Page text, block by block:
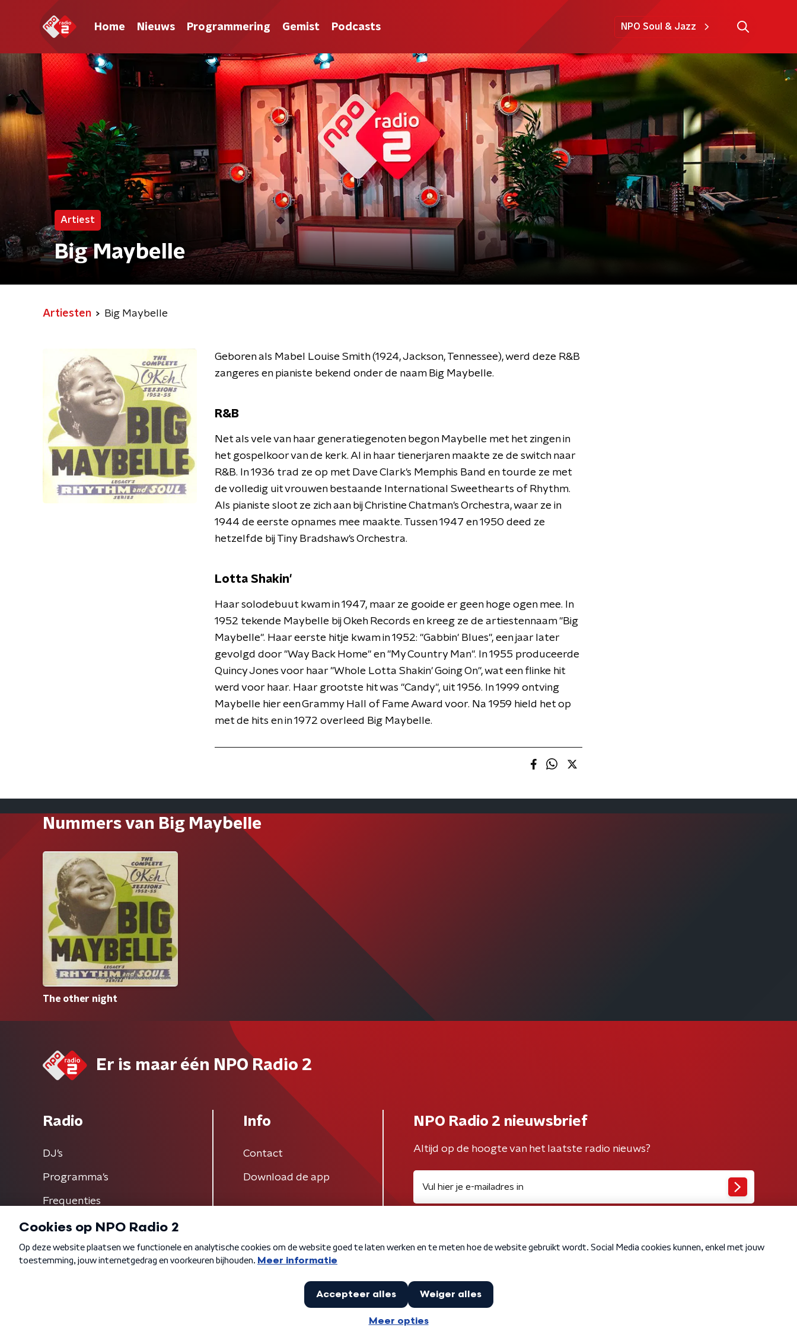
Home Nieuws Programmering Gemist Podcasts NPO Soul & Jazz
Artiest
Big Maybelle
Artiesten Big Maybelle
Geboren als Mabel Louise Smith (1924, Jackson, Tennessee), werd deze R&B
zangeres en pianiste bekend onder de naam Big Maybelle.
R&B
Net als vele van haar generatiegenoten begon Maybelle met het zingen in
het gospelkoor van de kerk. Al in haar tienerjaren maakte ze de switch naar
R&B. In 1936 trad ze op met Dave Clark's Memphis Band en tourde ze met
de volledig uit vrouwen bestaande International Sweethearts of Rhythm.
Als pianiste sloot ze zich aan bij Christine Chatman's Orchestra, waar ze in
1944 de eerste opnames mee maakte. Tussen 1947 en 1950 deed ze
hetzelfde bij Tiny Bradshaw's Orchestra.
Lotta Shakin'
Haar solodebuut kwam in 1947, maar ze gooide er geen hoge ogen mee. In
1952 tekende Maybelle bij Okeh Records en kreeg ze de artiestennaam "Big
Maybelle". Haar eerste hitje kwam in 1952: "Gabbin' Blues", een jaar later
gevolgd door "Way Back Home" en "My Country Man". In 1955 produceerde
Quincy Jones voor haar "Whole Lotta Shakin' Going On", wat een flinke hit
werd voor haar. Haar grootste hit was "Candy", uit 1956. In 1999 ontving
Maybelle hier een Grammy Hall of Fame Award voor. Na 1959 hield het op
met de hits en in 1972 overleed Big Maybelle.
Nummers van Big Maybelle
The other night
Er is maar één NPO Radio 2
Radio
DJ’s
Programma's
Frequenties
Info
Contact
Download de app
NPO Radio 2 nieuwsbrief
Altijd op de hoogte van het laatste radio nieuws?
Algemene voorwaarden Privacybeleid